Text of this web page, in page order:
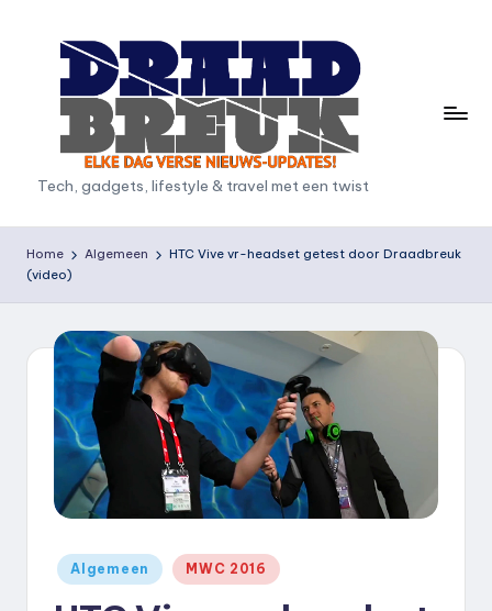
D
r
a
a
b
Tech, gadgets, lifestyle & travel met een twist
Home Algemeen
HTC Vive vr-headset getest door Draadbreuk
(video)
Geplaatst
in
Algemeen MWC 2016